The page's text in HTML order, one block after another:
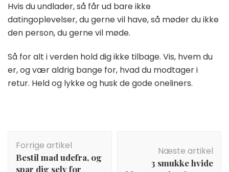
Hvis du undlader, så får ud bare ikke
datingoplevelser, du gerne vil have, så møder du ikke
den person, du gerne vil møde.
Så for alt i verden hold dig ikke tilbage. Vis, hvem du
er, og vær aldrig bange for, hvad du modtager i
retur. Held og lykke og husk de gode oneliners.
Forrige artikel
Bestil mad udefra, og
spar dig selv for
Næste artikel
3 smukke hvide